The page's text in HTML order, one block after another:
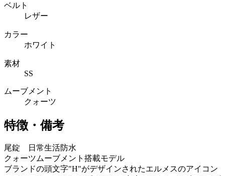
ベルト
レザー
カラー
ホワイト
素材
SS
ムーブメント
クォーツ
特徴・備考
尾錠 日常生活防水
クォーツムーブメント搭載モデル
ブランドの頭文字"H"がデザインされたエルメスのアイコン